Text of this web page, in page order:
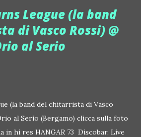
League (la band
di Vasco Rossi) @
al Serio
(la band del chitarrista di Vasco
al Serio (Bergamo) clicca sulla foto
in hi res HANGAR 73 Discobar, Live